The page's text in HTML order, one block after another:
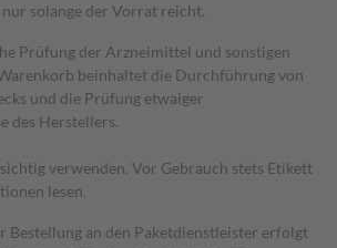
solange der Vorrat reicht.
Prüfung der Arzneimittel und sonstigen
beinhaltet die Durchführung von
und die Prüfung etwaiger
des Herstellers.
verwenden. Vor Gebrauch stets Etikett
lesen.
Bestellung an den Paketdienstleister erfolgt